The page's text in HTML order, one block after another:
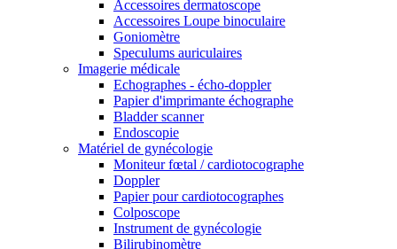
Accessoires dermatoscope
Accessoires Loupe binoculaire
Goniomètre
Speculums auriculaires
Imagerie médicale
Echographes - écho-doppler
Papier d'imprimante échographe
Bladder scanner
Endoscopie
Matériel de gynécologie
Moniteur fœtal / cardiotocographe
Doppler
Papier pour cardiotocographes
Colposcope
Instrument de gynécologie
Bilirubinomètre